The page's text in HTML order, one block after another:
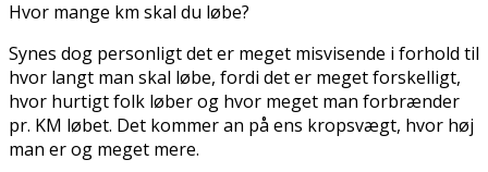
Hvor mange km skal du løbe?
Synes dog personligt det er meget misvisende i forhold til
hvor langt man skal løbe, fordi det er meget forskelligt,
hvor hurtigt folk løber og hvor meget man forbrænder
pr. KM løbet. Det kommer an på ens kropsvægt, hvor høj
man er og meget mere.